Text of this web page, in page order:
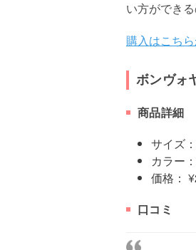
い方ができ
購入はこち
ボンヴォ
商品詳細
サイズ
カラー
価格：
口コミ